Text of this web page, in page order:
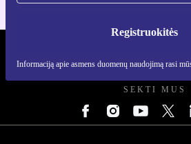
Registruokitės
Informaciją apie asmens duomenų naudojimą rasi
SEKTI MUS